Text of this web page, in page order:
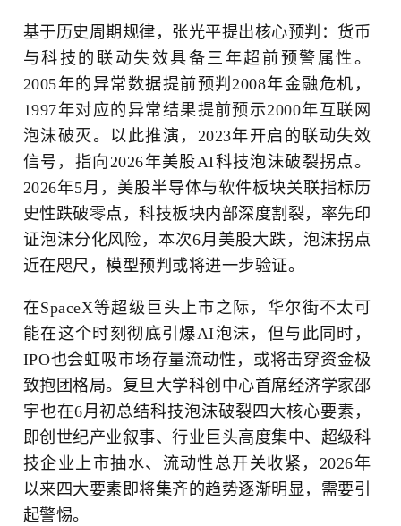
基于历史周期规律，张光平提出核心预判：货币
与科技的联动失效具备三年超前预警属性。
2005年的异常数据提前预判2008年金融危机，
1997年对应的异常结果提前预示2000年互联网
泡沫破灭 。以此推演，2023年开启的联动失效
信号，指向2026年美股AI科技泡沫破裂拐点。
2026年5月，美股半导体与软件板块关联指标历
史性跌破零点，科技板块内部深度割裂，率先印
证泡沫分化风险，本次6月美股大跌，泡沫拐点
近在咫尺，模型预判或将进一步验证。
在SpaceX等超级巨头上市之际，华尔街不太可
能在这个时刻彻底引爆AI泡沫，但与此同时，
IPO也会虹吸市场存量流动性，或将击穿资金极
致抱团格局。复旦大学科创中心首席经济学家邵
宇也在6月初总结科技泡沫破裂四大核心要素，
即创世纪产业叙事、行业巨头高度集中、超级科
技企业上市抽水、流动性总开关收紧，2026年
以来四大要素即将集齐的趋势逐渐明显，需要引
起警惕。